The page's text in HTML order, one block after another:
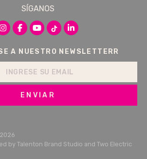
SÍGANOS
A NUESTRO NEWSLETTERR
ENVIAR
2026
by Talenton Brand Studio and Two Electric